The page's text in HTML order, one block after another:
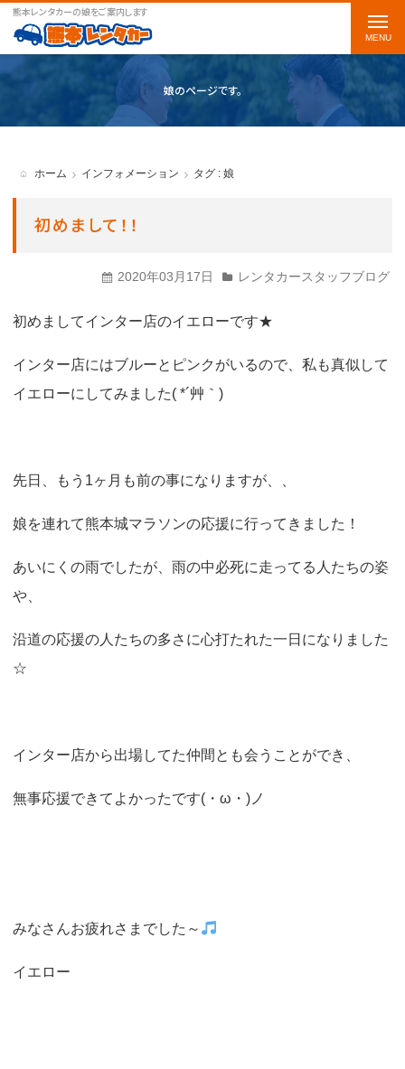
熊本レンタカーの娘をご案内します
娘のページです。
ホーム インフォメーション タグ : 娘
初めまして！！
2020年03月17日 レンタカースタッフブログ
初めましてインター店のイエローです★
インター店にはブルーとピンクがいるので、私も真似して
イエローにしてみました( *´艸｀)
先日、もう1ヶ月も前の事になりますが、、
娘を連れて熊本城マラソンの応援に行ってきました！
あいにくの雨でしたが、雨の中必死に走ってる人たちの姿
や、
沿道の応援の人たちの多さに心打たれた一日になりました
☆
インター店から出場してた仲間とも会うことができ、
無事応援できてよかったです(・ω・)ノ
みなさんお疲れさまでした～
イエロー
t
o
g
l
i
t